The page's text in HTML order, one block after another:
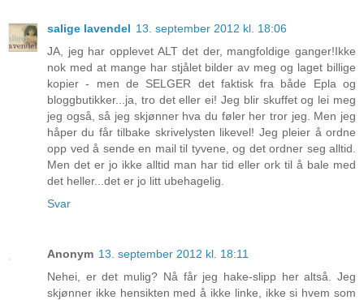
salige lavendel 13. september 2012 kl. 18:06
JA, jeg har opplevet ALT det der, mangfoldige ganger!Ikke
nok med at mange har stjålet bilder av meg og laget billige
kopier - men de SELGER det faktisk fra både Epla og
bloggbutikker...ja, tro det eller ei! Jeg blir skuffet og lei meg
jeg også, så jeg skjønner hva du føler her tror jeg. Men jeg
håper du får tilbake skrivelysten likevel! Jeg pleier å ordne
opp ved å sende en mail til tyvene, og det ordner seg alltid.
Men det er jo ikke alltid man har tid eller ork til å bale med
det heller...det er jo litt ubehagelig.
Svar
Anonym 13. september 2012 kl. 18:11
Nehei, er det mulig? Nå får jeg hake-slipp her altså. Jeg
skjønner ikke hensikten med å ikke linke, ikke si hvem som